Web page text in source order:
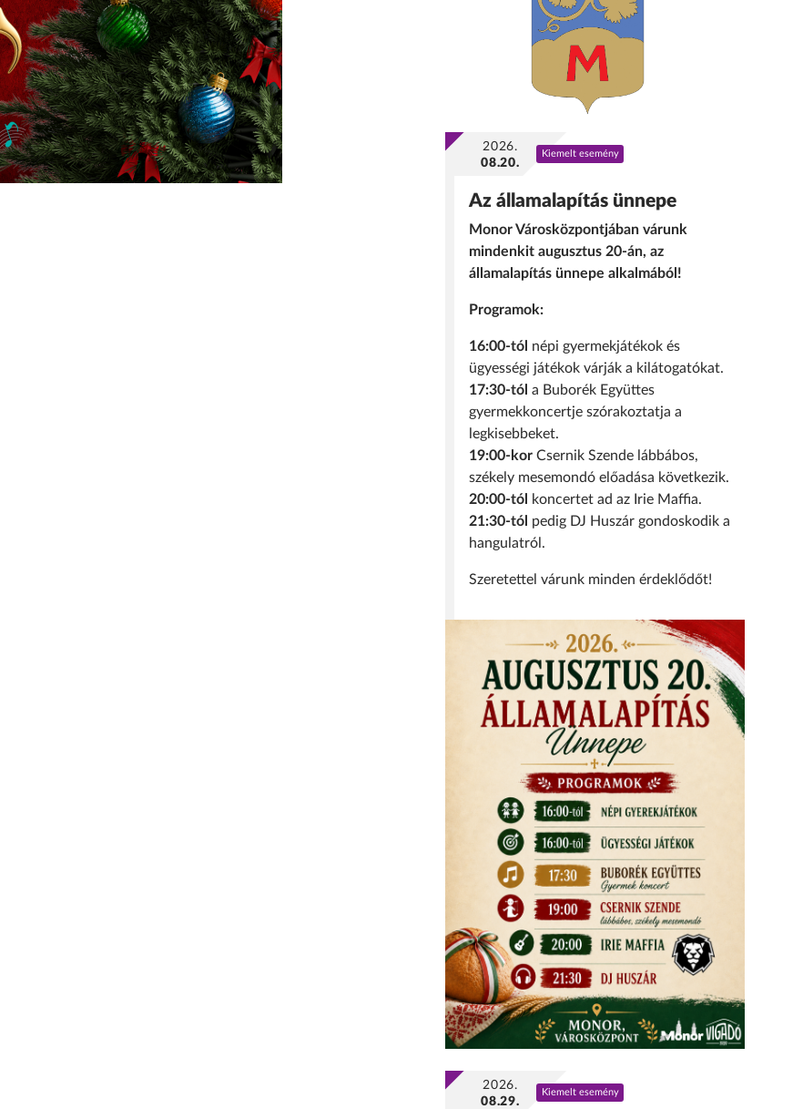
2026.
08.20.
Kiemelt esemény
Az államalapítás ünnepe
Monor Városközpontjában várunk
mindenkit augusztus 20-án, az
államalapítás ünnepe alkalmából!
Programok:
16:00-tól népi gyermekjátékok és
ügyességi játékok várják a kilátogatókat.
17:30-tól a Buborék Együttes
gyermekkoncertje szórakoztatja a
legkisebbeket.
19:00-kor Csernik Szende lábbábos,
székely mesemondó előadása következik.
20:00-tól
koncertet ad az Irie Maffia.
21:30-tól pedig DJ Huszár gondoskodik a
hangulatról.
Szeretettel várunk minden érdeklődőt!
2026.
08.29.
Kiemelt esemény